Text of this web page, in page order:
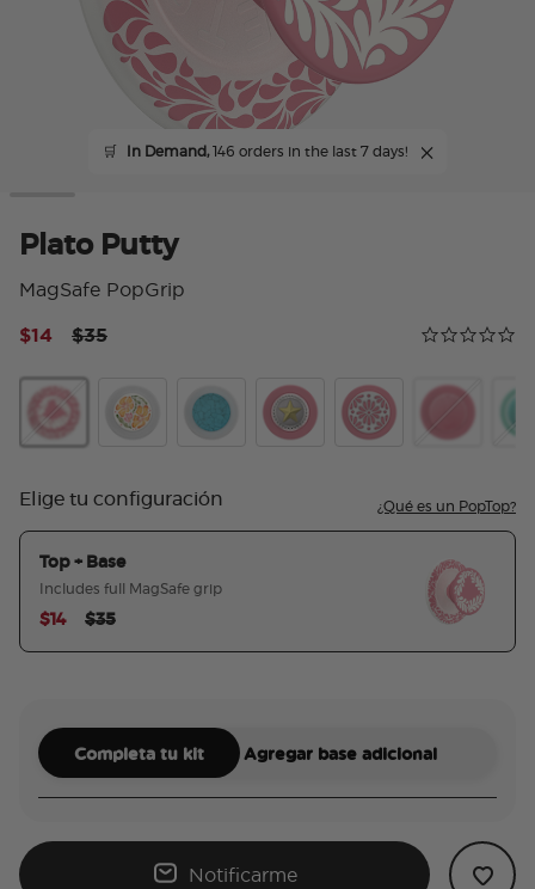
🛒 In Demand,146 orders in the last 7 days!
Plato Putty
MagSafe PopGrip
Calificación
0.0 star rating
Price reduced from
$35to
$14
Elige tu configuración ¿Qué es un PopTop?
Top + Base
Includes full MagSafe grip
Price reduced from
$35to
$14
Completa tu kit Agregar base adicional
Notificarme